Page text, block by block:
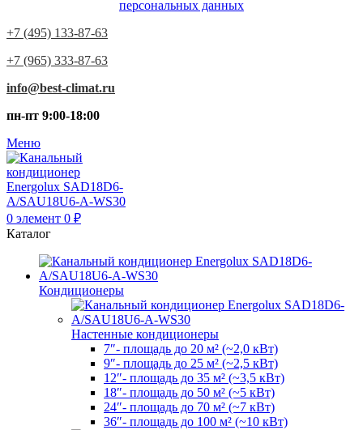
персональных данных
+7 (495) 133-87-63
+7 (965) 333-87-63
info@best-climat.ru
пн-пт 9:00-18:00
Меню
0 элемент 0 ₽
Каталог
Кондиционеры
Настенные кондиционеры
7″- площадь до 20 м² (~2,0 кВт)
9″- площадь до 25 м² (~2,5 кВт)
12″- площадь до 35 м² (~3,5 кВт)
18″- площадь до 50 м² (~5 кВт)
24″- площадь до 70 м² (~7 кВт)
36″- площадь до 100 м² (~10 кВт)